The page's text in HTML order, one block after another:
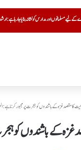
عتیق احمد کے بیٹے ابان کی
کا مقصد غزہ کے باشندوں کوہجرت پر مجبور کرنا ہے:
غزہ کے باشندوں